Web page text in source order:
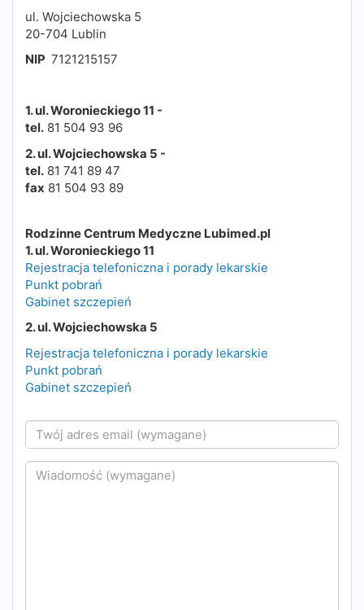
ul. Wojciechowska 5
20-704 Lublin
​​​​​NIP 7121215157
1. ul. Woronieckiego 11 -
tel. 81 504 93 96
2. ul. Wojciechowska 5 -
tel. 81 741 89 47
fax 81 504 93 89
Rodzinne Centrum Medyczne Lubimed.pl
1. ul. Woronieckiego 11
Rejestracja telefoniczna i porady lekarskie
Punkt pobrań
Gabinet szczepień
2. ul. Wojciechowska 5
Rejestracja telefoniczna i porady lekarskie
Punkt pobrań
Gabinet szczepień
Twój
adres
email
Wiadomość